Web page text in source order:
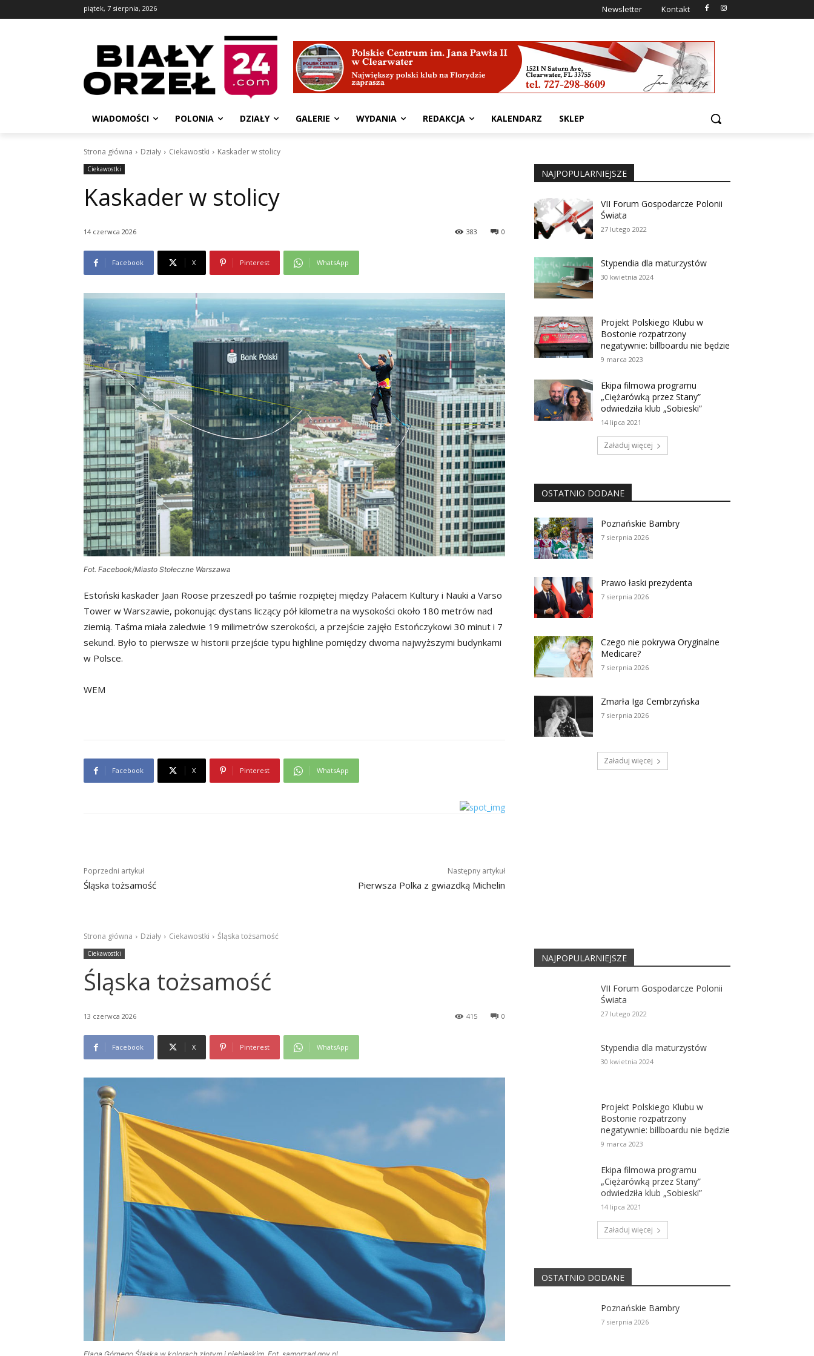
piątek, 7 sierpnia, 2026 Newsletter Kontakt
WIADOMOŚCI POLONIA DZIAŁY GALERIE WYDANIA REDAKCJA KALENDARZ SKLEP
Strona główna Działy Ciekawostki Kaskader w stolicy
Ciekawostki
Kaskader w stolicy
14 czerwca 2026 0
383
Facebook X Pinterest WhatsApp
Fot. Facebook/Miasto Stołeczne Warszawa
Estoński kaskader Jaan Roose przeszedł po taśmie rozpiętej między Pałacem Kultury i Nauki a Varso
Tower w Warszawie, pokonując dystans liczący pół kilometra na wysokości około 180 metrów nad
ziemią. Taśma miała zaledwie 19 milimetrów szerokości, a przejście zajęło Estończykowi 30 minut i 7
sekund. Było to pierwsze w historii przejście typu highline pomiędzy dwoma najwyższymi budynkami
w Polsce.
WEM
Facebook X Pinterest WhatsApp
Poprzedni artykuł
Śląska tożsamość
Następny artykuł
Pierwsza Polka z gwiazdką Michelin
NAJPOPULARNIEJSZE
VII Forum Gospodarcze Polonii
Świata
27 lutego 2022
Stypendia dla maturzystów
30 kwietnia 2024
Projekt Polskiego Klubu w
Bostonie rozpatrzony
negatywnie: billboardu nie będzie
9 marca 2023
Ekipa filmowa programu
„Ciężarówką przez Stany”
odwiedziła klub „Sobieski”
14 lipca 2021
Załaduj więcej
OSTATNIO DODANE
Poznańskie Bambry
7 sierpnia 2026
Prawo łaski prezydenta
7 sierpnia 2026
Czego nie pokrywa Oryginalne
Medicare?
7 sierpnia 2026
Zmarła Iga Cembrzyńska
7 sierpnia 2026
Załaduj więcej